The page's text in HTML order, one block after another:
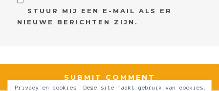
STUUR MIJ EEN E-MAIL ALS ER
NIEUWE BERICHTEN ZIJN.
Privacy en cookies: Deze site maakt gebruik van cookies.